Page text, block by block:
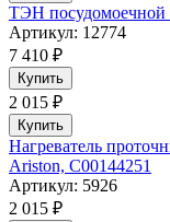
ТЭН
Артикул: 12774
7 410 ₽
Купить
2 015 ₽
Купить
Нагреватель
Ariston, C00144251
Артикул: 5926
2 015 ₽